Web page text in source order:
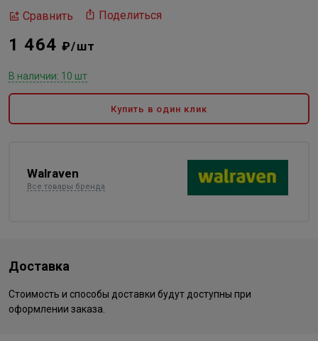
Сравнить Поделиться
1 464₽/шт
В наличии: 10 шт
Купить в один клик
Walraven
Все товары бренда
Доставка
Стоимость и способы доставки будут доступны при
оформлении заказа.